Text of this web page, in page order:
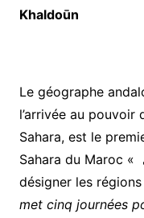
Khaldoūn
Le géographe
l’arrivée au pouvoir
Sahara, est le
Sahara du Maroc « صحراء المغرب الأقصى » pour
désigner les
met cinq journées